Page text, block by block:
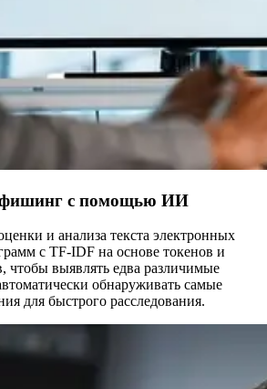
фишинг с помощью ИИ
и анализа текста электронных
с TF-IDF на основе токенов и
чтобы выявлять едва различимые
обнаруживать самые
для быстрого расследования.